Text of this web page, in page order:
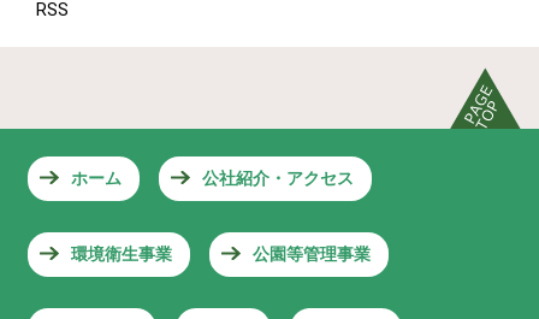
RSS
ホーム 公社紹介・アクセス
環境衛生事業 公園等管理事業